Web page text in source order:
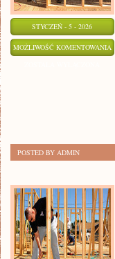
STYCZEŃ - 5 - 2026
MOŻLIWOŚĆ KOMENTOWANIA
POSTED BY ADMIN